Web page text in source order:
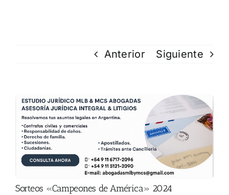
Anterior Siguiente
Sorteos «Campeones de América» 2024